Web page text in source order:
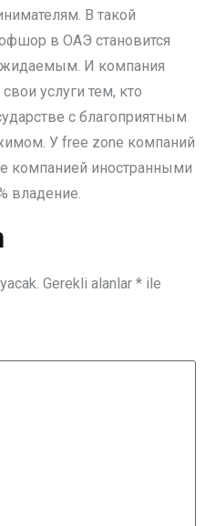
В такой
в ОАЭ становится
И компания
услуги тем, кто
с благоприятным
У free zone компаний
компанией иностранными
владение.
Gerekli alanlar * ile